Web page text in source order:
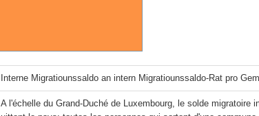
Interne Migratiounssaldo an intern Migratiounssaldo-Rat pro
A l'échelle du Grand-Duché de Luxembourg, le solde